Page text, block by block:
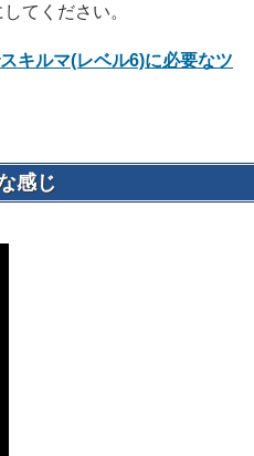
てください。
キルマ(レベル6)に必要なツ
感じ